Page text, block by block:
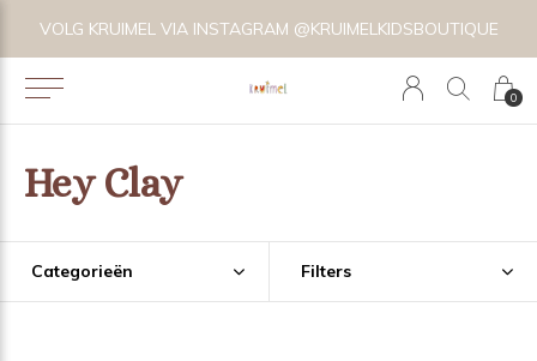
0
VOLG KRUIMEL VIA INSTAGRAM @KRUIMELKIDSBOUTIQUE
Hey Clay
Categorieën Filters